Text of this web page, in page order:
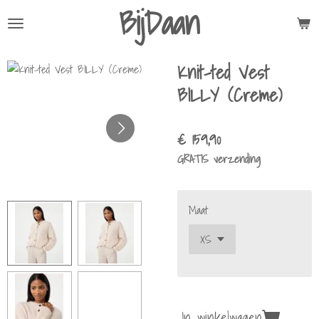
direct
de
BijDaan
Knit-ted Vest
BILLY (Creme)
€ 159,90
GRATIS verzending
Maat